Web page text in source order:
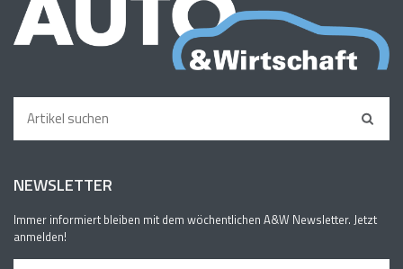
NEWSLETTER
Immer informiert bleiben mit dem wöchentlichen A&W Newsletter. Jetzt
anmelden!